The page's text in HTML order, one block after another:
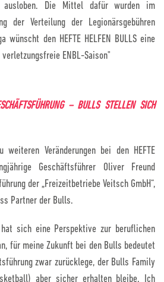
ausloben. Die Mittel dafür wurden im
der Verteilung der Legionärsgebühren
den HEFTE HELFEN BULLS eine
ENBL-Saison"
– BULLS STELLEN SICH
Veränderungen bei den HEFTE
Geschäftsführer Oliver Freund
der „Freizeitbetriebe Veitsch GmbH“,
Partner der Bulls.
sich eine Perspektive zur beruflichen
für meine Zukunft bei den Bulls bedeutet
zwar zurücklege, der Bulls Family
aber sicher erhalten bleibe. Ich